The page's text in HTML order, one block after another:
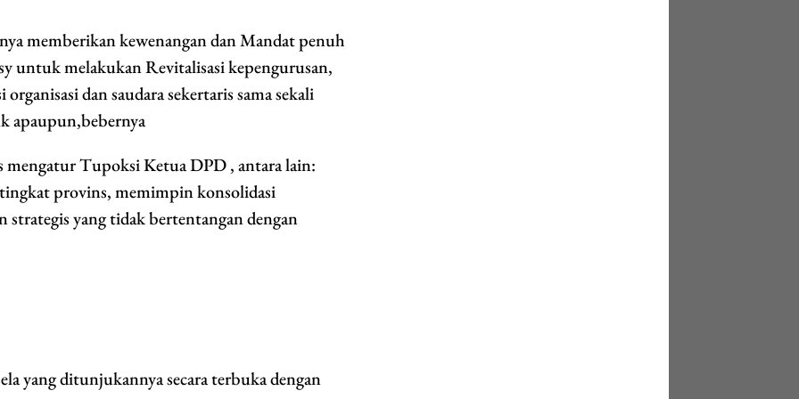
memberikan kewenangan dan Mandat penuh
untuk melakukan Revitalisasi kepengurusan,
dan saudara sekertaris sama sekali
apaupun,bebernya
mengatur Tupoksi Ketua DPD , antara lain:
provins, memimpin konsolidasi
yang tidak bertentangan dengan
yang ditunjukannya secara terbuka dengan